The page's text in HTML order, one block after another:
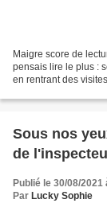
Maigre score de
pensais lire le plus :
en rentrant des
Sous nos
de
Publié le 30/08/2021
Par Lucky Sophie